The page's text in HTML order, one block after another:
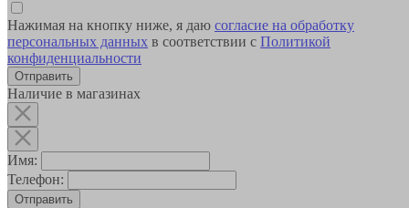
Нажимая на кнопку ниже, я даю согласие на обработку
персональных данных в соответствии с Политикой
конфиденциальности
Наличие в магазинах
Имя:
Телефон:
Отправить